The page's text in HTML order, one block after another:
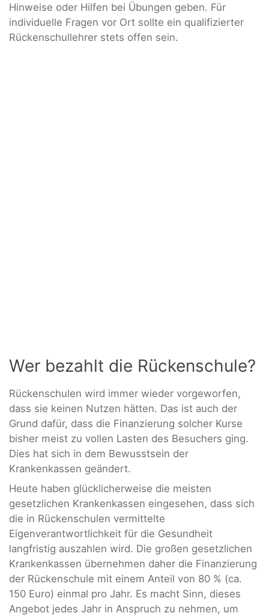
Hinweise oder Hilfen bei Übungen geben. Für
individuelle Fragen vor Ort sollte ein qualifizierter
Rückenschullehrer stets offen sein.
Wer bezahlt die Rückenschule?
Rückenschulen wird immer wieder vorgeworfen,
dass sie keinen Nutzen hätten. Das ist auch der
Grund dafür, dass die Finanzierung solcher Kurse
bisher meist zu vollen Lasten des Besuchers ging.
Dies hat sich in dem Bewusstsein der
Krankenkassen geändert.
Heute haben glücklicherweise die meisten
gesetzlichen Krankenkassen eingesehen, dass sich
die in Rückenschulen vermittelte
Eigenverantwortlichkeit für die Gesundheit
langfristig auszahlen wird. Die großen gesetzlichen
Krankenkassen übernehmen daher die Finanzierung
der Rückenschule mit einem Anteil von 80 % (ca.
150 Euro) einmal pro Jahr. Es macht Sinn, dieses
Angebot jedes Jahr in Anspruch zu nehmen, um